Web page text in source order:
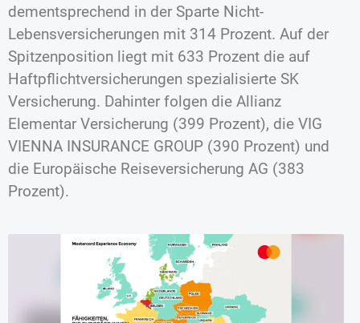
dementsprechend in der Sparte Nicht-
Lebensversicherungen mit 314 Prozent. Auf der
Spitzenposition liegt mit 633 Prozent die auf
Haftpflichtversicherungen spezialisierte SK
Versicherung. Dahinter folgen die Allianz
Elementar Versicherung (399 Prozent), die VIG
VIENNA INSURANCE GROUP (390 Prozent) und
die Europäische Reiseversicherung AG (383
Prozent).